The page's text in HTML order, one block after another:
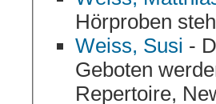
Hörproben
Weiss, Susi -
Geboten